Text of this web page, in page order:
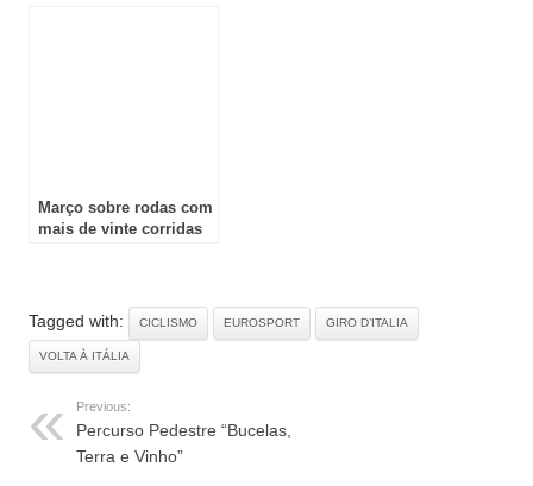
Março sobre rodas com
mais de vinte corridas
Tagged with: CICLISMO EUROSPORT GIRO D’ITALIA
VOLTA À ITÁLIA
Previous:
Percurso Pedestre “Bucelas,
Terra e Vinho”